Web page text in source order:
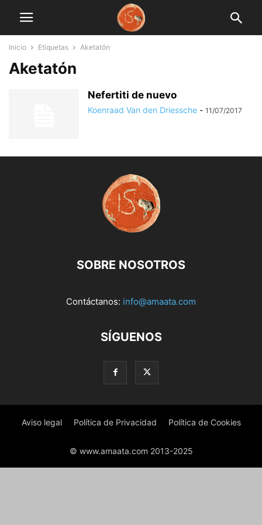
Inicio Etiquetas Aketatón
Aketatón
Nefertiti de nuevo
Koenraad Van den Driessche - 11/07/2017
SOBRE NOSOTROS
Contáctanos: info@amaata.com
SÍGUENOS
Aviso legal Política de Privacidad Política de Cookies
© www.amaata.com 2013-2025